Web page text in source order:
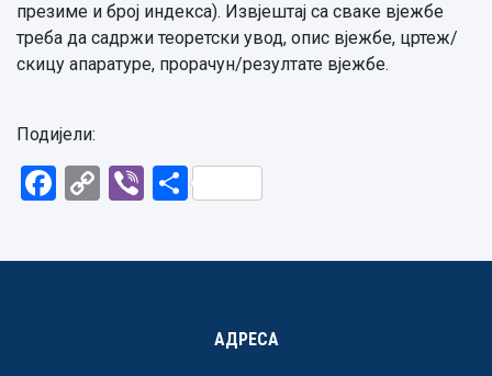
презиме и број индекса). Извјештај са сваке вјежбе
треба да садржи теоретски увод, опис вјежбе, цртеж/
скицу апаратуре, прорачун/резултате вјежбе.
Подијели:
Facebook
CopyViberShare
АДРЕСА